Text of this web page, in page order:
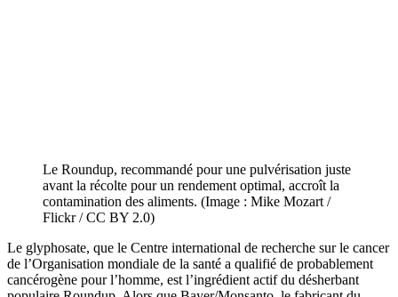
Le Roundup, recommandé pour une pulvérisation juste
avant la récolte pour un rendement optimal, accroît la
contamination des aliments. (Image : Mike Mozart /
Flickr / CC BY 2.0)
Le glyphosate, que le Centre international de recherche sur le cancer
de l’Organisation mondiale de la santé a qualifié de probablement
cancérogène pour l’homme, est l’ingrédient actif du désherbant